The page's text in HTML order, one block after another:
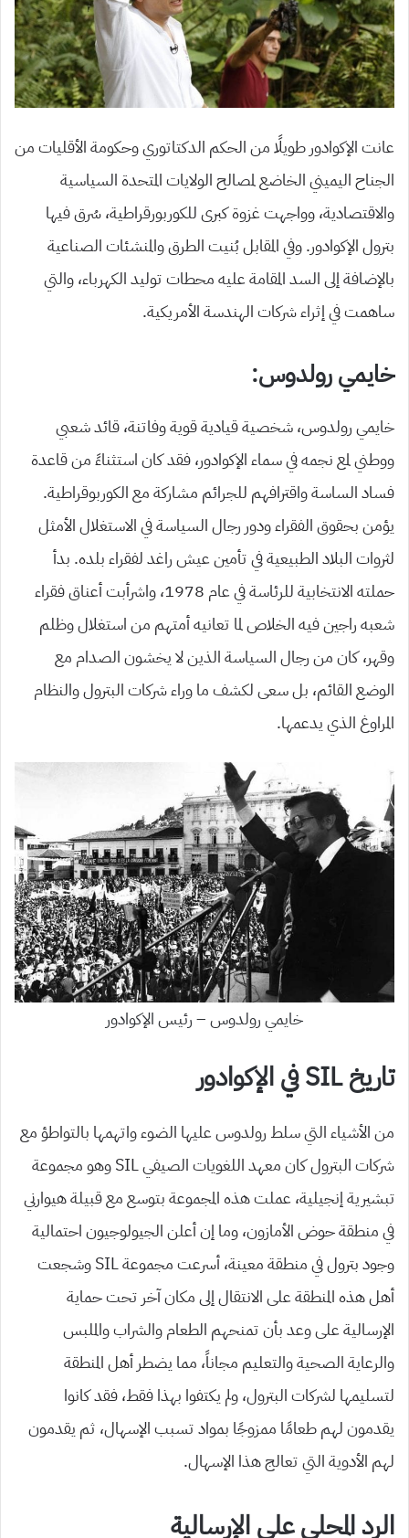
عانت الإكوادور طويلًا من الحكم الدكتاتوري وحكومة الأقليات من
الجناح اليميني الخاضع لمصالح الولايات المتحدة السياسية
والاقتصادية، وواجهت غزوة كبرى للكوربورقراطية، سُرق فيها
بترول الإكوادور. وفي المقابل بُنيت الطرق والمنشئات الصناعية
بالإضافة إلى السد المقامة عليه محطات توليد الكهرباء، والتي
ساهمت في إثراء شركات الهندسة الأمريكية.
خايمي رولدوس:
خايمي رولدوس، شخصية قيادية قوية وفاتنة، قائد شعبي
ووطني لمع نجمه في سماء الإكوادور، فقد كان استثناءً من قاعدة
فساد الساسة واقترافهم للجرائم مشاركة مع الكوربوقراطية.
يؤمن بحقوق الفقراء ودور رجال السياسة في الاستغلال الأمثل
لثروات البلاد الطبيعية في تأمين عيش راغد لفقراء بلده. بدأ
حملته الانتخابية للرئاسة في عام 1978، واشرأبت أعناق فقراء
شعبه راجين فيه الخلاص لما تعانيه أمتهم من استغلال وظلم
وقهر، كان من رجال السياسة الذين لا يخشون الصدام مع
الوضع القائم، بل سعى لكشف ما وراء شركات البترول والنظام
المراوغ الذي يدعمها.
خايمي رولدوس – رئيس الإكوادور
تاريخ SIL في الإكوادور
من الأشياء التي سلط رولدوس عليها الضوء واتهمها بالتواطؤ مع
شركات البترول كان معهد اللغويات الصيفي SIL وهو مجموعة
تبشيرية إنجيلية، عملت هذه المجموعة بتوسع مع قبيلة هيوارني
في منطقة حوض الأمازون، وما إن أعلن الجيولوجيون احتمالية
وجود بترول في منطقة معينة، أسرعت مجموعة SIL وشجعت
أهل هذه المنطقة على الانتقال إلى مكان آخر تحت حماية
الإرسالية على وعد بأن تمنحهم الطعام والشراب والملبس
والرعاية الصحية والتعليم مجاناً، مما يضطر أهل المنطقة
لتسليمها لشركات البترول، ولم يكتفوا بهذا فقط، فقد كانوا
يقدمون لهم طعامًا ممزوجًا بمواد تسبب الإسهال، ثم يقدمون
لهم الأدوية التي تعالج هذا الإسهال.
الرد المحلي على الإرسالية